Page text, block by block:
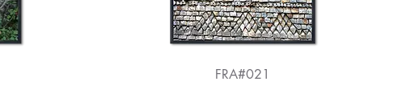
FRA#021